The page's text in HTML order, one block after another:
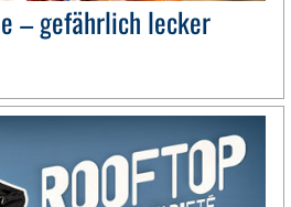
– gefährlich lecker